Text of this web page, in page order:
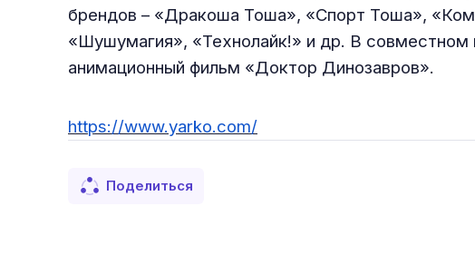
брендов – «Дракоша Тоша», «Спорт Тоша»,
«Шушумагия», «Технолайк!» и др. В
анимационный фильм «Доктор Динозавров».
https://www.yarko.com/
Поделиться